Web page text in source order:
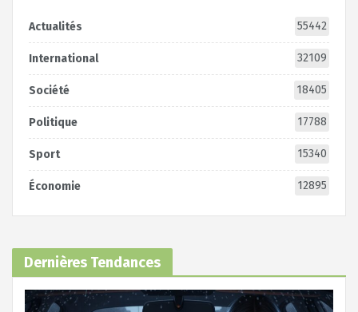
Actualités 55442
International 32109
Société 18405
Politique 17788
Sport 15340
Économie 12895
Dernières Tendances